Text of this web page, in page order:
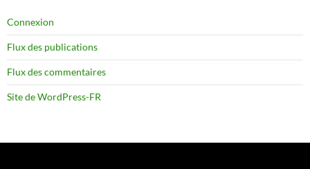
Connexion
Flux des publications
Flux des commentaires
Site de WordPress-FR